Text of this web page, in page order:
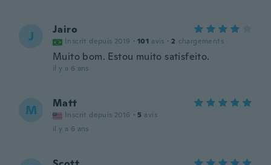
J Jairo
Inscrit depuis 2019 · 101 avis · 2 chargements
Muito bom. Estou muito satisfeito.
il y a 6 ans
M Matt
Inscrit depuis 2016 · 5 avis
il y a 6 ans